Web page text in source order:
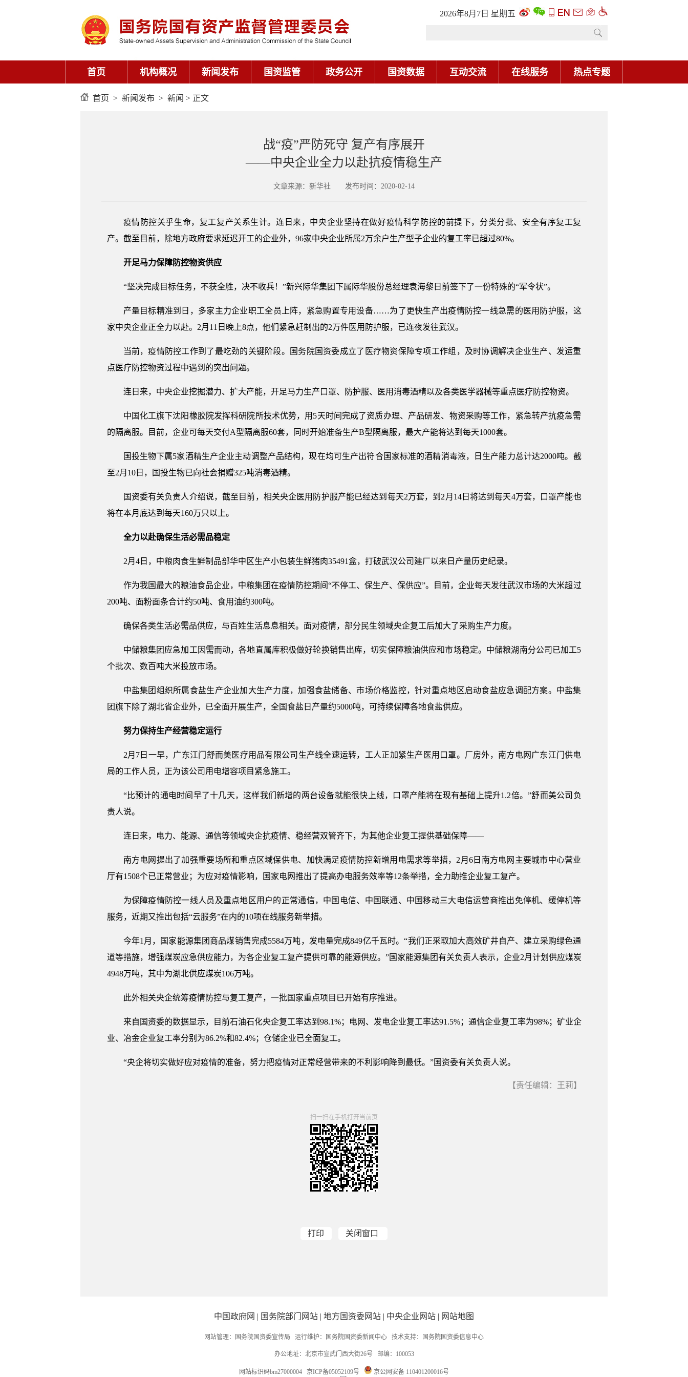
2026年8月7日 星期五
首页 机构概况 新闻发布 国资监管 政务公开 国资数据 互动交流 在线服务 热点专题
首页 > 新闻发布 > 新闻 > 正文
战“疫”严防死守 复产有序展开
——中央企业全力以赴抗疫情稳生产
文章来源：新华社 发布时间：2020-02-14
疫情防控关乎生命，复工复产关系生计。连日来，中央企业坚持在做好疫情科学防控的前提下，分类分批、安全有序复工复
产。截至目前，除地方政府要求延迟开工的企业外，96家中央企业所属2万余户生产型子企业的复工率已超过80%。
开足马力保障防控物资供应
“坚决完成目标任务，不获全胜，决不收兵！”新兴际华集团下属际华股份总经理袁海黎日前签下了一份特殊的“军令状”。
产量目标精准到日，多家主力企业职工全员上阵，紧急购置专用设备……为了更快生产出疫情防控一线急需的医用防护服，这
家中央企业正全力以赴。2月11日晚上8点，他们紧急赶制出的2万件医用防护服，已连夜发往武汉。
当前，疫情防控工作到了最吃劲的关键阶段。国务院国资委成立了医疗物资保障专项工作组，及时协调解决企业生产、发运重
点医疗防控物资过程中遇到的突出问题。
连日来，中央企业挖掘潜力、扩大产能，开足马力生产口罩、防护服、医用消毒酒精以及各类医学器械等重点医疗防控物资。
中国化工旗下沈阳橡胶院发挥科研院所技术优势，用5天时间完成了资质办理、产品研发、物资采购等工作，紧急转产抗疫急需
的隔离服。目前，企业可每天交付A型隔离服60套，同时开始准备生产B型隔离服，最大产能将达到每天1000套。
国投生物下属5家酒精生产企业主动调整产品结构，现在均可生产出符合国家标准的酒精消毒液，日生产能力总计达2000吨。截
至2月10日，国投生物已向社会捐赠325吨消毒酒精。
国资委有关负责人介绍说，截至目前，相关央企医用防护服产能已经达到每天2万套，到2月14日将达到每天4万套，口罩产能也
将在本月底达到每天160万只以上。
全力以赴确保生活必需品稳定
2月4日，中粮肉食生鲜制品部华中区生产小包装生鲜猪肉35491盒，打破武汉公司建厂以来日产量历史纪录。
作为我国最大的粮油食品企业，中粮集团在疫情防控期间“不停工、保生产、保供应”。目前，企业每天发往武汉市场的大米超过
200吨、面粉面条合计约50吨、食用油约300吨。
确保各类生活必需品供应，与百姓生活息息相关。面对疫情，部分民生领域央企复工后加大了采购生产力度。
中储粮集团应急加工因需而动，各地直属库积极做好轮换销售出库，切实保障粮油供应和市场稳定。中储粮湖南分公司已加工5
个批次、数百吨大米投放市场。
中盐集团组织所属食盐生产企业加大生产力度，加强食盐储备、市场价格监控，针对重点地区启动食盐应急调配方案。中盐集
团旗下除了湖北省企业外，已全面开展生产，全国食盐日产量约5000吨，可持续保障各地食盐供应。
努力保持生产经营稳定运行
2月7日一早，广东江门舒而美医疗用品有限公司生产线全速运转，工人正加紧生产医用口罩。厂房外，南方电网广东江门供电
局的工作人员，正为该公司用电增容项目紧急施工。
“比预计的通电时间早了十几天，这样我们新增的两台设备就能很快上线，口罩产能将在现有基础上提升1.2倍。”舒而美公司负
责人说。
连日来，电力、能源、通信等领域央企抗疫情、稳经营双管齐下，为其他企业复工提供基础保障——
南方电网提出了加强重要场所和重点区域保供电、加快满足疫情防控新增用电需求等举措，2月6日南方电网主要城市中心营业
厅有1508个已正常营业；为应对疫情影响，国家电网推出了提高办电服务效率等12条举措，全力助推企业复工复产。
为保障疫情防控一线人员及重点地区用户的正常通信，中国电信、中国联通、中国移动三大电信运营商推出免停机、缓停机等
服务，近期又推出包括“云服务”在内的10项在线服务新举措。
今年1月，国家能源集团商品煤销售完成5584万吨，发电量完成849亿千瓦时。“我们正采取加大高效矿井自产、建立采购绿色通
道等措施，增强煤炭应急供应能力，为各企业复工复产提供可靠的能源供应。”国家能源集团有关负责人表示，企业2月计划供应煤炭
4948万吨，其中为湖北供应煤炭106万吨。
此外相关央企统筹疫情防控与复工复产，一批国家重点项目已开始有序推进。
来自国资委的数据显示，目前石油石化央企复工率达到98.1%；电网、发电企业复工率达91.5%；通信企业复工率为98%；矿业企
业、冶金企业复工率分别为86.2%和82.4%；仓储企业已全面复工。
“央企将切实做好应对疫情的准备，努力把疫情对正常经营带来的不利影响降到最低。”国资委有关负责人说。
【责任编辑：王莉】
扫一扫在手机打开当前页
打印 关闭窗口